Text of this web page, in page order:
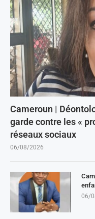
Cameroun |
garde contre les «
réseaux sociaux
06/08/2026
06/